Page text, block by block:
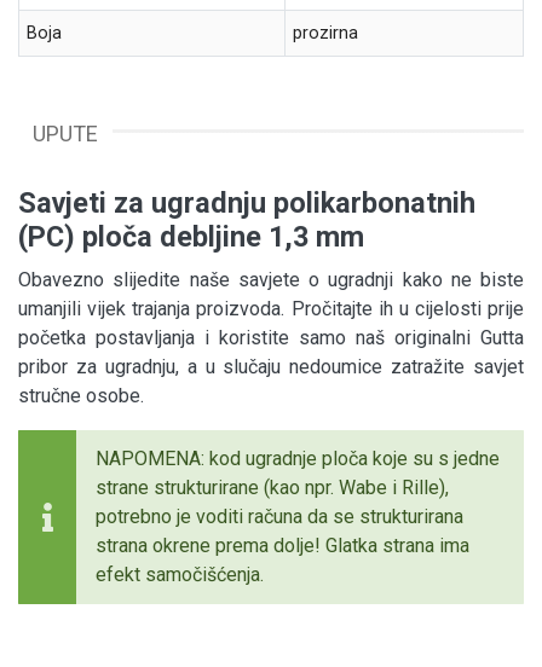
Boja prozirna
UPUTE
Savjeti za ugradnju polikarbonatnih
(PC) ploča debljine 1,3 mm
Obavezno slijedite naše savjete o ugradnji kako ne biste
umanjili vijek trajanja proizvoda. Pročitajte ih u cijelosti prije
početka postavljanja i koristite samo naš originalni Gutta
pribor za ugradnju, a u slučaju nedoumice zatražite savjet
stručne osobe.
NAPOMENA: kod ugradnje ploča koje su s jedne
strane strukturirane (kao npr. Wabe i Rille),
potrebno je voditi računa da se strukturirana
strana okrene prema dolje! Glatka strana ima
efekt samočišćenja.